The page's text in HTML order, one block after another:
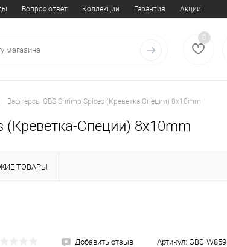
Вопрос ответ Коллекции Гарантия Акции
0
Вафтерсы GBS Shrimp-Spices (Креветка-Специи) 8x10mm
(Креветка-Специи) 8x10mm
ТОВАРЫ
Добавить отзыв Артикул: GBS-W859